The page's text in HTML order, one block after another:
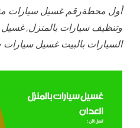
أول محطةرقم غسيل سيارات
وتنظيف سيارات بالمنزل, غسيل
السيارات بالبيت غسيل سيارات